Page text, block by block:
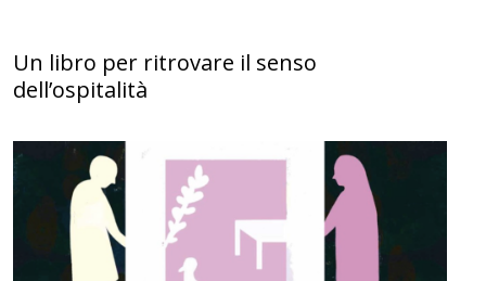
Un libro per ritrovare il senso
dell’ospitalità